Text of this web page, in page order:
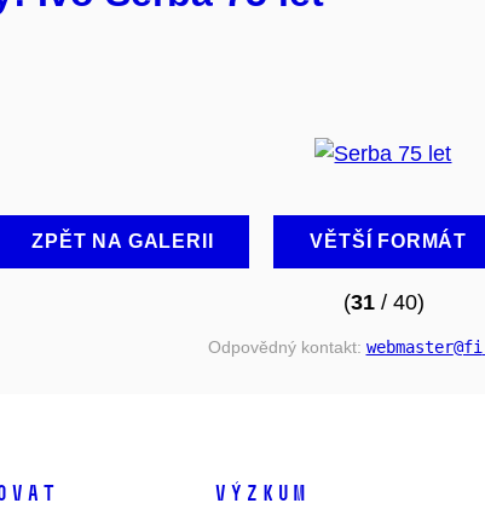
ZPĚT NA GALERII VĚTŠÍ FORMÁT
(31/ 40)
Odpovědný kontakt: webmaster@fi
VÝZKUM